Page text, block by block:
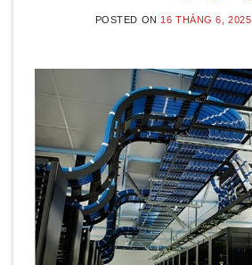
POSTED ON 16 THÁNG 6, 2025